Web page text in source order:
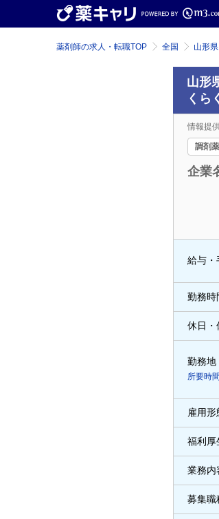
薬剤師の求人・転職TOP 全国 山形県
山形
くら
情報提
調剤
企業
給与・
勤務時
休日・
勤務地
所要時
雇用形
福利厚
業務内
募集職